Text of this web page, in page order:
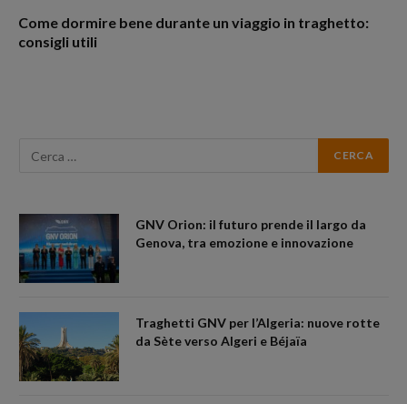
Come dormire bene durante un viaggio in traghetto:
consigli utili
GNV Orion: il futuro prende il largo da
Genova, tra emozione e innovazione
Traghetti GNV per l’Algeria: nuove rotte
da Sète verso Algeri e Béjaïa